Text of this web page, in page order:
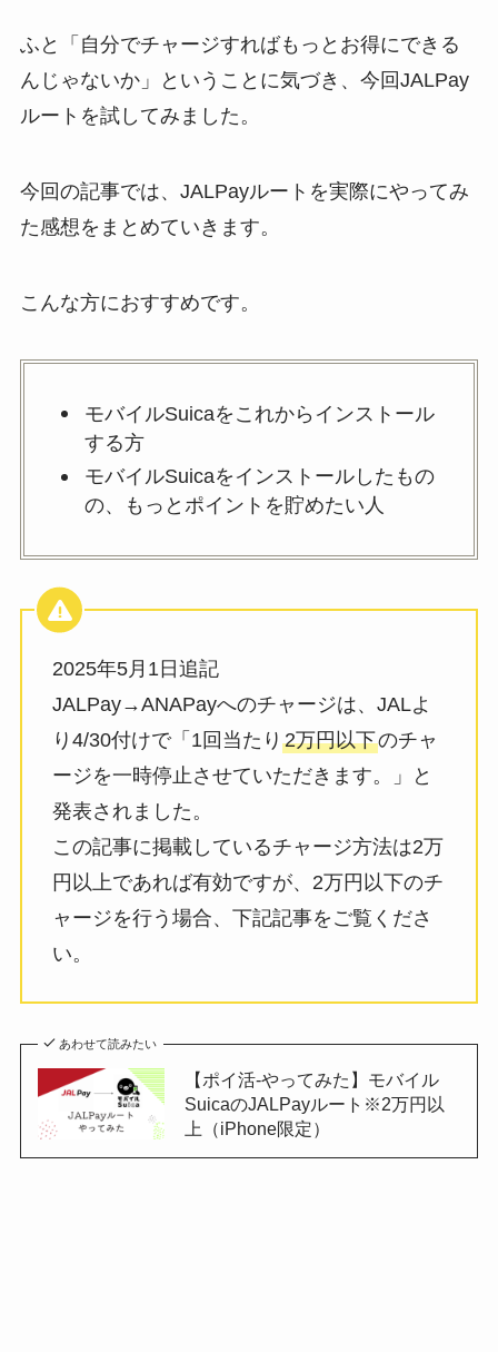
ふと「自分でチャージすればもっとお得にできる
んじゃないか」ということに気づき、今回JALPay
ルートを試してみました。
今回の記事では、JALPayルートを実際にやってみ
た感想をまとめていきます。
こんな方におすすめです。
モバイルSuicaをこれからインストール
する方
モバイルSuicaをインストールしたもの
の、もっとポイントを貯めたい人
2025年5月1日追記
JALPay→ANAPayへのチャージは、JALよ
り4/30付けで「1回当たり 2万円以下のチャ
ージを一時停止させていただきます。」と
発表されました。
この記事に掲載しているチャージ方法は2万
円以上であれば有効ですが、2万円以下のチ
ャージを行う場合、下記記事をご覧くださ
い。
あわせて読みたい
【ポイ活-やってみた】モバイル
SuicaのJALPayルート※2万円以
上（iPhone限定）